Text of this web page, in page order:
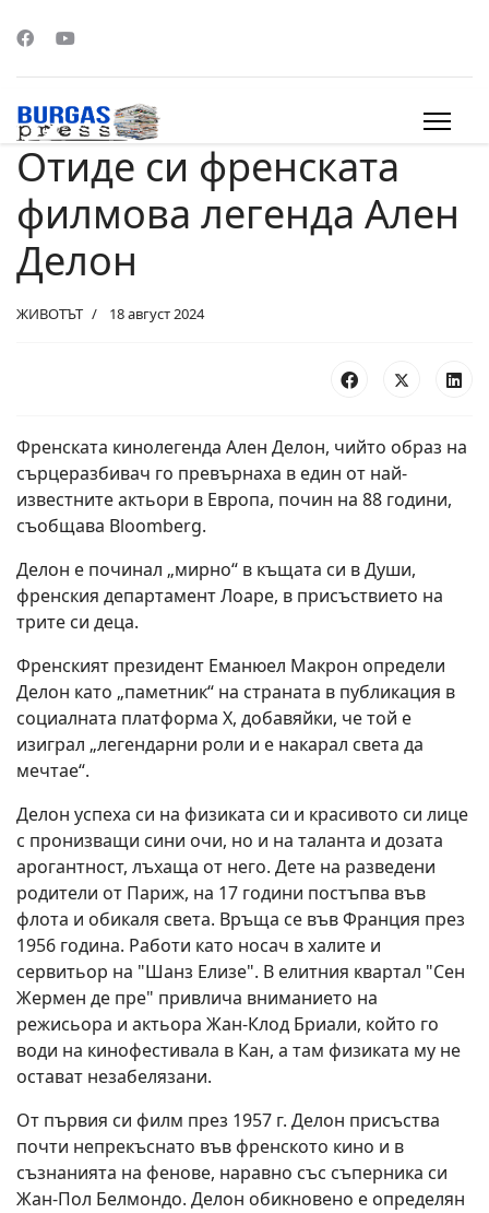
Отиде си френската
филмова легенда Ален
Делон
ЖИВОТЪТ 18 август 2024
Френската кинолегенда Ален Делон, чийто образ на
сърцеразбивач го превърнаха в един от най-
известните актьори в Европа, почин на 88 години,
съобщава Bloomberg.
Делон е починал „мирно“ в къщата си в Души,
френския департамент Лоаре, в присъствието на
трите си деца.
Френският президент Еманюел Макрон определи
Делон като „паметник“ на страната в публикация в
социалната платформа X, добавяйки, че той е
изиграл „легендарни роли и е накарал света да
мечтае“.
Делон успеха си на физиката си и красивото си лице
с пронизващи сини очи, но и на таланта и дозата
арогантност, лъхаща от него. Дете на разведени
родители от Париж, на 17 години постъпва във
флота и обикаля света. Връща се във Франция през
1956 година. Работи като носач в халите и
сервитьор на "Шанз Елизе". В елитния квартал "Сен
Жермен де пре" привлича вниманието на
режисьора и актьора Жан-Клод Бриали, който го
води на кинофестивала в Кан, а там физиката му не
остават незабелязани.
От първия си филм през 1957 г. Делон присъства
почти непрекъснато във френското кино и в
съзнанията на фенове, наравно със съперника си
Жан-Пол Белмондо. Делон обикновено е определян